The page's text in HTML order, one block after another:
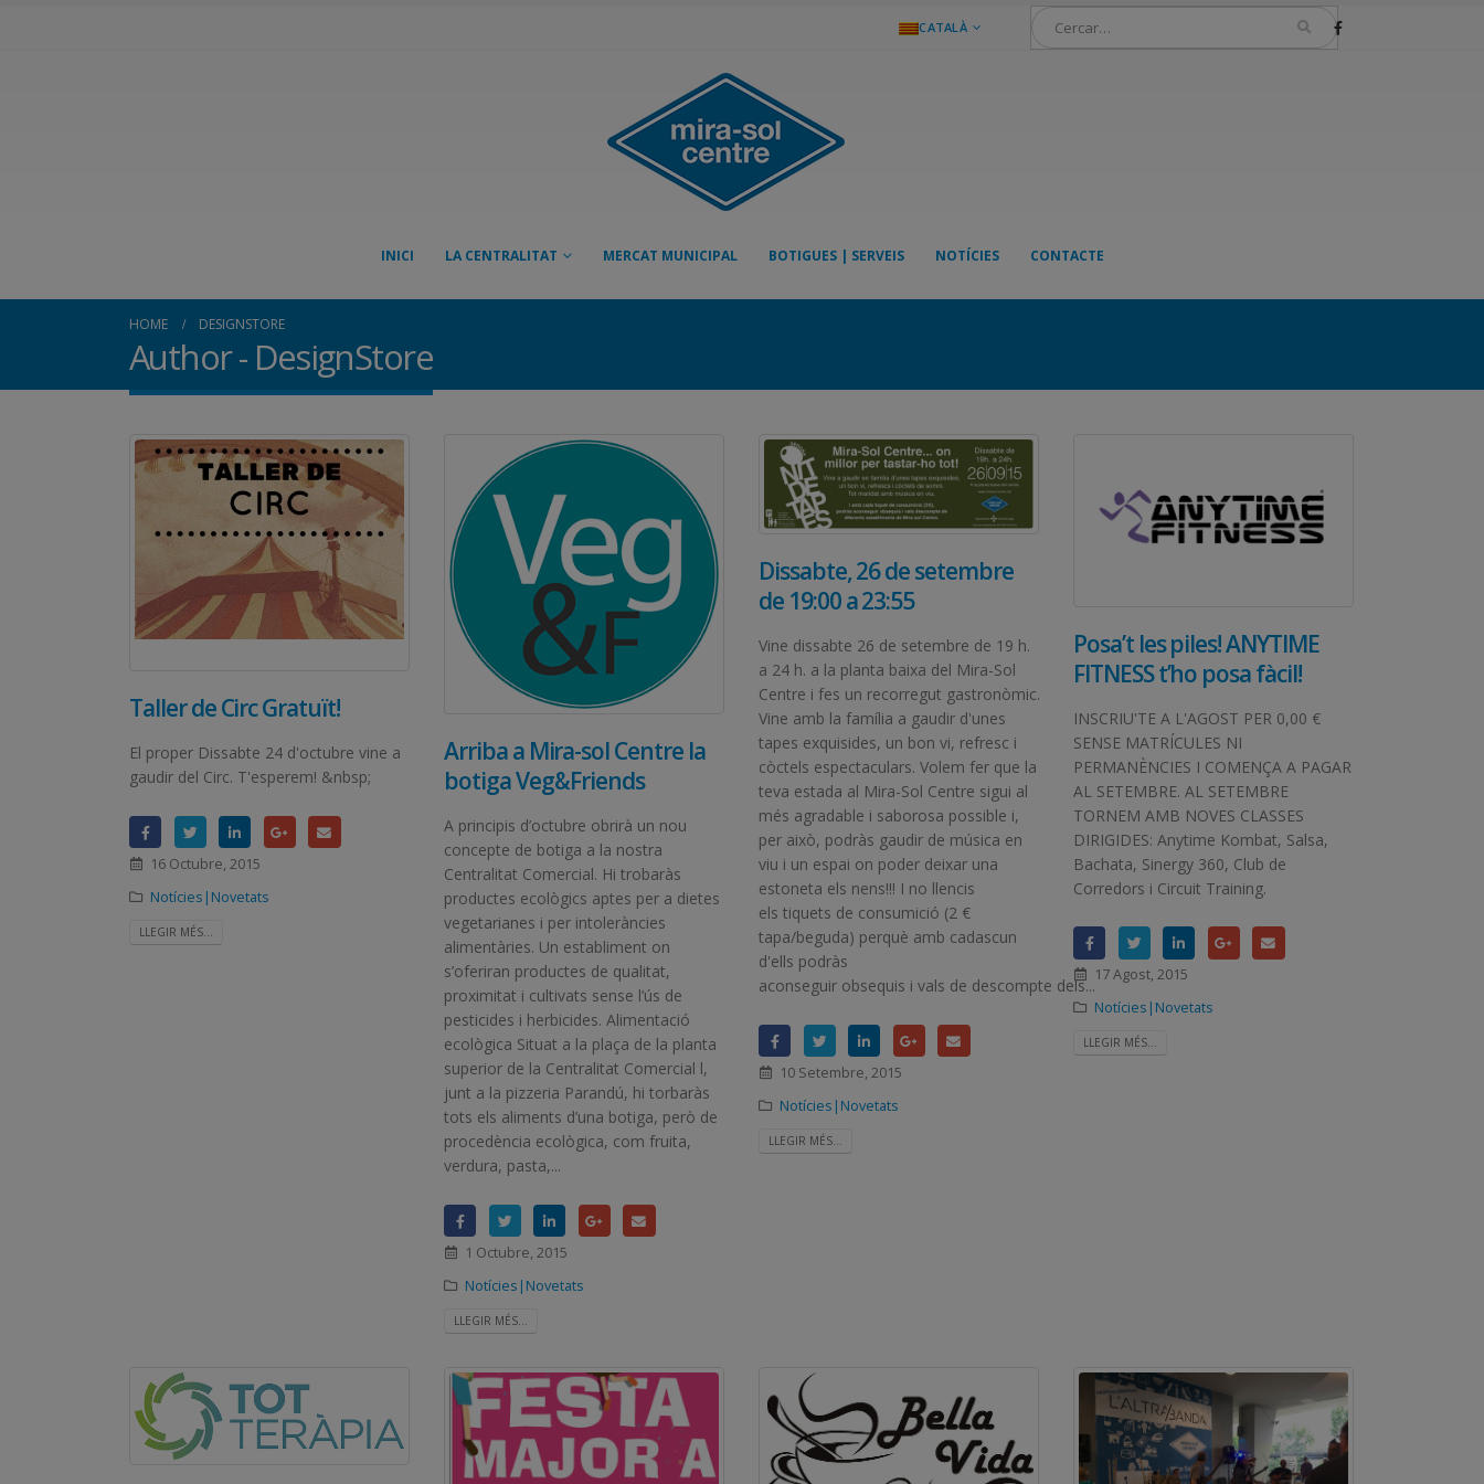
CATALÀ
INICI LA CENTRALITAT MERCAT MUNICIPAL BOTIGUES | SERVEIS NOTÍCIES CONTACTE
HOME DESIGNSTORE
Author - DesignStore
Taller de Circ Gratuït!
El proper Dissabte 24 d'octubre vine a
gaudir del Circ. T'esperem! &nbsp;
16 Octubre, 2015
Notícies|Novetats
LLEGIR MÉS...
Arriba a Mira-sol Centre la
botiga Veg&Friends
A principis d’octubre obrirà un nou
concepte de botiga a la nostra
Centralitat Comercial. Hi trobaràs
productes ecològics aptes per a dietes
vegetarianes i per intoleràncies
alimentàries. Un establiment on
s’oferiran productes de qualitat,
proximitat i cultivats sense l’ús de
pesticides i herbicides. Alimentació
ecològica Situat a la plaça de la planta
superior de la Centralitat Comercial l,
junt a la pizzeria Parandú, hi torbaràs
tots els aliments d’una botiga, però de
procedència ecològica, com fruita,
verdura, pasta,...
1 Octubre, 2015
Notícies|Novetats
LLEGIR MÉS...
Dissabte, 26 de setembre
de 19:00 a 23:55
Vine dissabte 26 de setembre de 19 h.
a 24 h. a la planta baixa del Mira-Sol
Centre i fes un recorregut gastronòmic.
Vine amb la família a gaudir d'unes
tapes exquisides, un bon vi, refresc i
còctels espectaculars. Volem fer que la
teva estada al Mira-Sol Centre sigui al
més agradable i saborosa possible i,
per això, podràs gaudir de música en
viu i un espai on poder deixar una
estoneta els nens!!! I no llencis
els tiquets de consumició (2 €
tapa/beguda) perquè amb cadascun
d'ells podràs
aconseguir obsequis i vals de descompte dels...
10 Setembre, 2015
Notícies|Novetats
LLEGIR MÉS...
Posa’t les piles! ANYTIME
FITNESS t’ho posa fàcil!
INSCRIU'TE A L'AGOST PER 0,00 €
SENSE MATRÍCULES NI
PERMANÈNCIES I COMENÇA A PAGAR
AL SETEMBRE. AL SETEMBRE
TORNEM AMB NOVES CLASSES
DIRIGIDES: Anytime Kombat, Salsa,
Bachata, Sinergy 360, Club de
Corredors i Circuit Training.
17 Agost, 2015
Notícies|Novetats
LLEGIR MÉS...